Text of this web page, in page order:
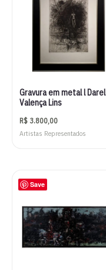
Gravura em metal l Darel
Valença Lins
R$ 3.800,00
Artistas Representados
Save